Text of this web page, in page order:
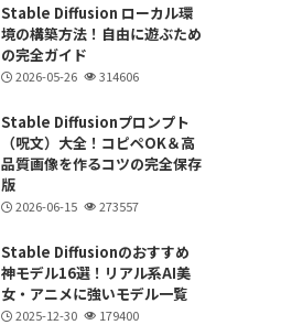
Stable Diffusion ローカル環
境の構築方法！自由に遊ぶため
の完全ガイド
2026-05-26 314606
Stable Diffusionプロンプト
（呪文）大全！コピペOK＆高
品質画像を作るコツの完全保存
版
2026-06-15 273557
Stable Diffusionのおすすめ
神モデル16選！リアル系AI美
女・アニメに強いモデル一覧
2025-12-30 179400